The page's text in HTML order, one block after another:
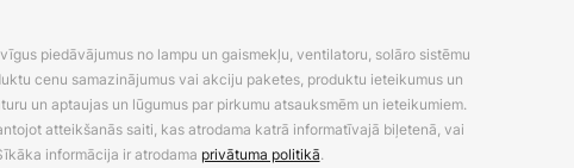
piedāvājumus no lampu un gaismekļu, ventilatoru, solāro sistēmu
cenu samazinājumus vai akciju paketes, produktu ieteikumus un
un aptaujas un lūgumus par pirkumu atsauksmēm un ieteikumiem.
atteikšanās saiti, kas atrodama katrā informatīvajā biļetenā, vai
informācija ir atrodama privātuma politikā.